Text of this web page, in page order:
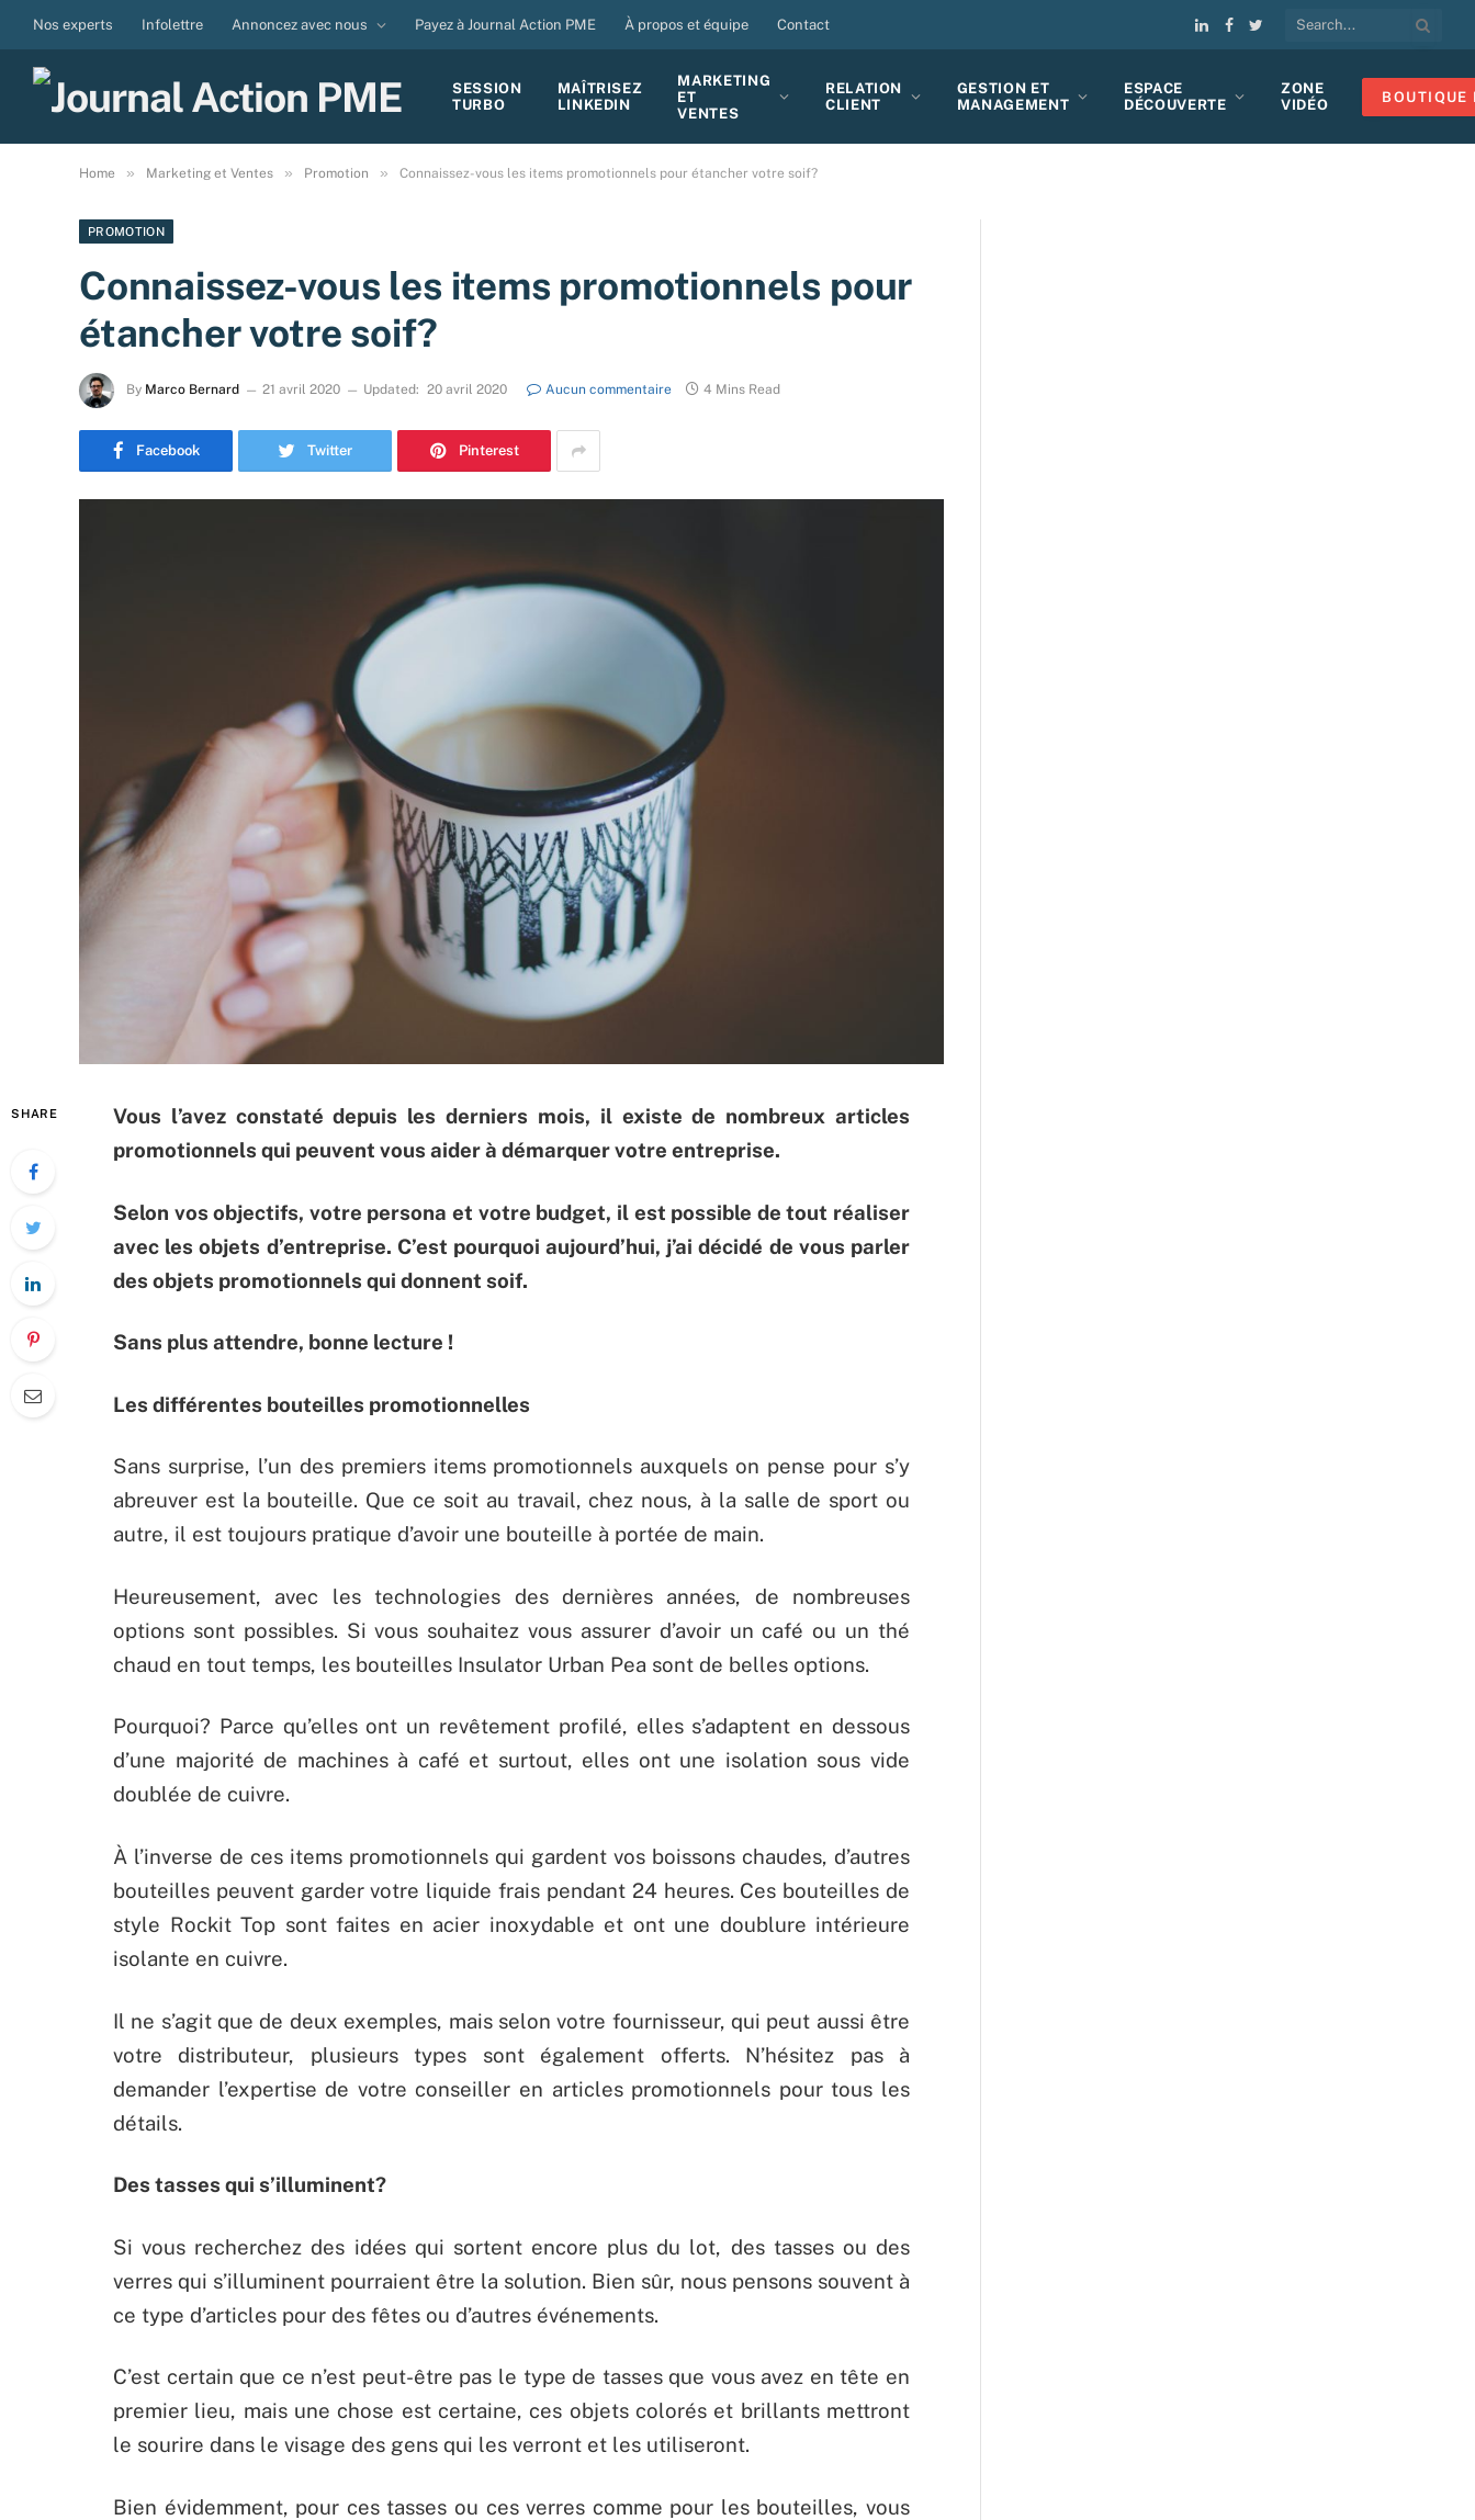
Nos experts Infolettre Annoncez avec nous Payez à Journal Action PME À propos et équipe Contact
LinkedIn
Facebook
Twitter
SESSION
TURBO
MAÎTRISEZ
LINKEDIN
MARKETING
ET
VENTES
RELATION
CLIENT
GESTION ET
MANAGEMENT
ESPACE
DÉCOUVERTE
ZONE
VIDÉO
BOUTIQUE
Home » Marketing et Ventes » Promotion » Connaissez-vous les items promotionnels pour étancher votre soif?
PROMOTION
Connaissez-vous les items promotionnels pour
étancher votre soif?
By Marco Bernard 21 avril 2020 Updated: 20 avril 2020 Aucun commentaire 4 Mins Read
Facebook Twitter Pinterest
SHARE
Vous l’avez constaté depuis les derniers mois, il existe de nombreux articles
promotionnels qui peuvent vous aider à démarquer votre entreprise.
Selon vos objectifs, votre persona et votre budget, il est possible de tout réaliser
avec les objets d’entreprise. C’est pourquoi aujourd’hui, j’ai décidé de vous parler
des objets promotionnels qui donnent soif.
Sans plus attendre, bonne lecture !
Les différentes bouteilles promotionnelles
Sans surprise, l’un des premiers items promotionnels auxquels on pense pour s’y
abreuver est la bouteille. Que ce soit au travail, chez nous, à la salle de sport ou
autre, il est toujours pratique d’avoir une bouteille à portée de main.
Heureusement, avec les technologies des dernières années, de nombreuses
options sont possibles. Si vous souhaitez vous assurer d’avoir un café ou un thé
chaud en tout temps, les bouteilles Insulator Urban Pea sont de belles options.
Pourquoi? Parce qu’elles ont un revêtement profilé, elles s’adaptent en dessous
d’une majorité de machines à café et surtout, elles ont une isolation sous vide
doublée de cuivre.
À l’inverse de ces items promotionnels qui gardent vos boissons chaudes, d’autres
bouteilles peuvent garder votre liquide frais pendant 24 heures. Ces bouteilles de
style Rockit Top sont faites en acier inoxydable et ont une doublure intérieure
isolante en cuivre.
Il ne s’agit que de deux exemples, mais selon votre fournisseur, qui peut aussi être
votre distributeur, plusieurs types sont également offerts. N’hésitez pas à
demander l’expertise de votre conseiller en articles promotionnels pour tous les
détails.
Des tasses qui s’illuminent?
Si vous recherchez des idées qui sortent encore plus du lot, des tasses ou des
verres qui s’illuminent pourraient être la solution. Bien sûr, nous pensons souvent à
ce type d’articles pour des fêtes ou d’autres événements.
C’est certain que ce n’est peut-être pas le type de tasses que vous avez en tête en
premier lieu, mais une chose est certaine, ces objets colorés et brillants mettront
le sourire dans le visage des gens qui les verront et les utiliseront.
Bien évidemment, pour ces tasses ou ces verres comme pour les bouteilles, vous